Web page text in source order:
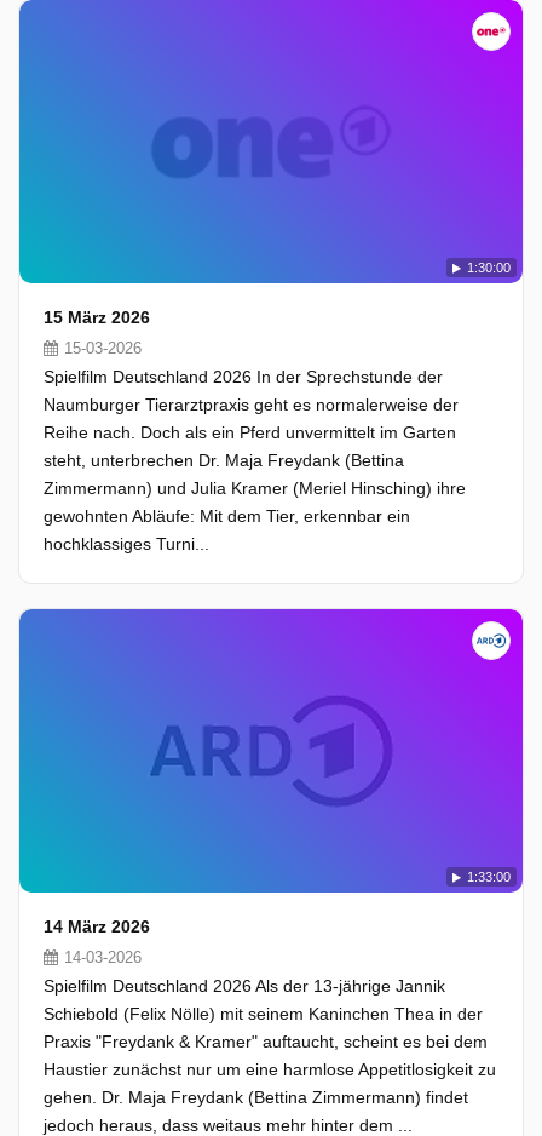
1:30:00
15 März 2026
15-03-2026
Spielfilm Deutschland 2026 In der Sprechstunde der
Naumburger Tierarztpraxis geht es normalerweise der
Reihe nach. Doch als ein Pferd unvermittelt im Garten
steht, unterbrechen Dr. Maja Freydank (Bettina
Zimmermann) und Julia Kramer (Meriel Hinsching) ihre
gewohnten Abläufe: Mit dem Tier, erkennbar ein
hochklassiges Turni...
1:33:00
14 März 2026
14-03-2026
Spielfilm Deutschland 2026 Als der 13-jährige Jannik
Schiebold (Felix Nölle) mit seinem Kaninchen Thea in der
Praxis "Freydank & Kramer" auftaucht, scheint es bei dem
Haustier zunächst nur um eine harmlose Appetitlosigkeit zu
gehen. Dr. Maja Freydank (Bettina Zimmermann) findet
jedoch heraus, dass weitaus mehr hinter dem ...